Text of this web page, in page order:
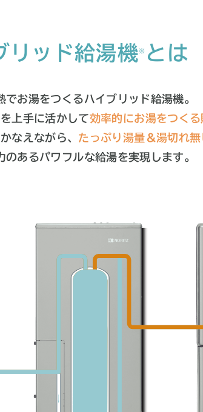
リッド給湯機 ※ とは
でお湯をつくるハイブリッド給湯機。
上手に活かして効率的にお湯をつく
なえながら、 たっぷり湯量＆湯切れ無
のあるパワフルな給湯を実現します。